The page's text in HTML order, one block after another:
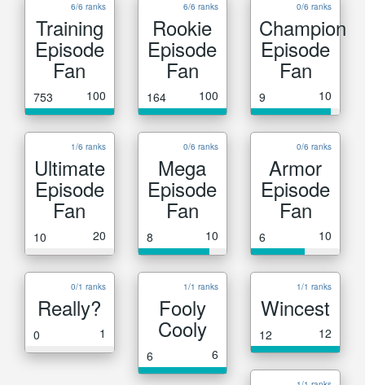
6/6 ranks
Training
Episode
Fan
753 100
6/6 ranks
Rookie
Episode
Fan
164 100
0/6 ranks
Champion
Episode
Fan
9 10
1/6 ranks
Ultimate
Episode
Fan
10 20
0/6 ranks
Mega
Episode
Fan
8 10
0/6 ranks
Armor
Episode
Fan
6 10
0/1 ranks
Really?
0 1
1/1 ranks
Fooly
Cooly
6 6
1/1 ranks
Wincest
12 12